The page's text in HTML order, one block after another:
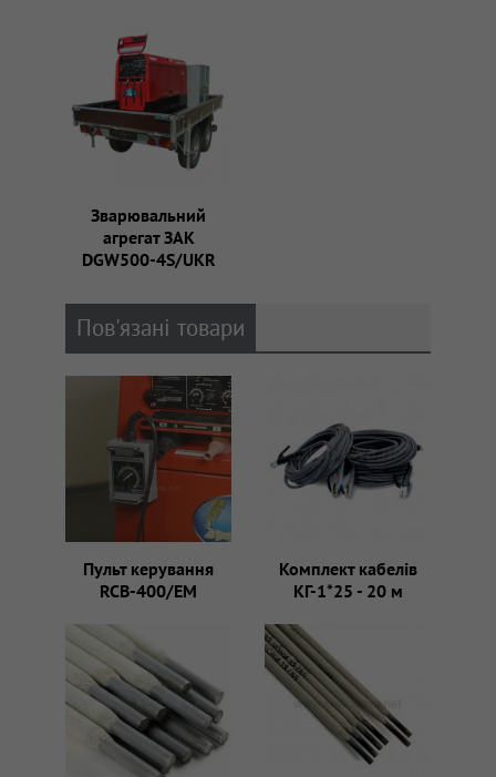
Зварювальний
агрегат ЗАК
DGW500-4S/UKR
Пов'язані товари
Пульт керування
RCB-400/EM
Комплект кабелів
КГ-1*25 - 20 м